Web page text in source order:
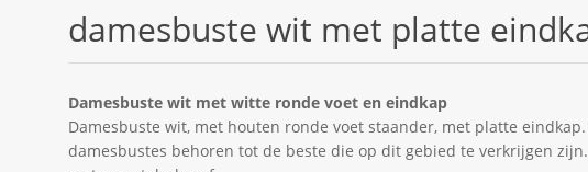
damesbuste wit met platte
Damesbuste wit met witte ronde voet en eindkap
Damesbuste wit, met houten ronde voet staander, met platte
damesbustes behoren tot de beste die op dit gebied te verkrijgen